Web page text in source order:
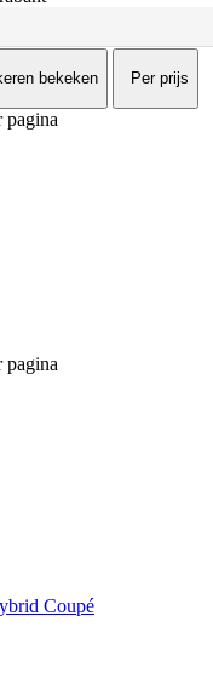
bekeken Per prijs
pagina
pagina